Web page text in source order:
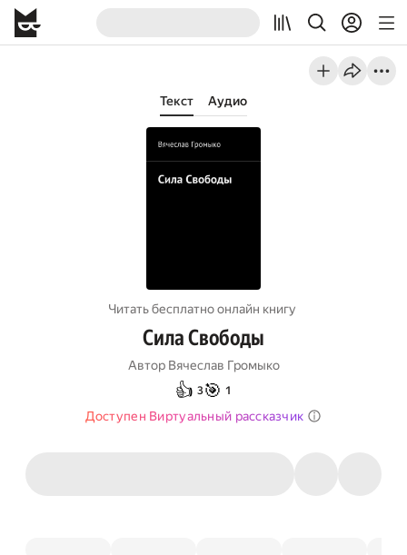
Текст Аудио
Читать бесплатно онлайн книгу
Сила Свободы
Автор Вячеслав Громыко
👍 3🎯 1
Доступен Виртуальный рассказчик